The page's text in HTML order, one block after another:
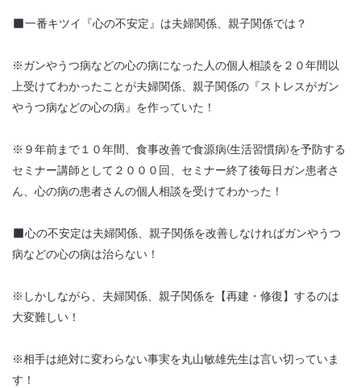
一番キツイ『心の不安定』は夫婦関係、親子関係では？
※ガンやうつ病などの心の病になった人の個人相談を２０年間以
上受けてわかったことが夫婦関係、親子関係の『ストレスがガン
やうつ病などの心の病』を作っていた！
※９年前まで１０年間、食事改善で食源病(生活習慣病)を予防する
セミナー講師として２０００回、セミナー終了後毎日ガン患者さ
ん、心の病の患者さんの個人相談を受けてわかった！
心の不安定は夫婦関係、親子関係を改善しなければガンやうつ
病などの心の病は治らない！
※しかしながら、夫婦関係、親子関係を【再建・修復】するのは
大変難しい！
※相手は絶対に変わらない事実を丸山敏雄先生は言い切っていま
す！